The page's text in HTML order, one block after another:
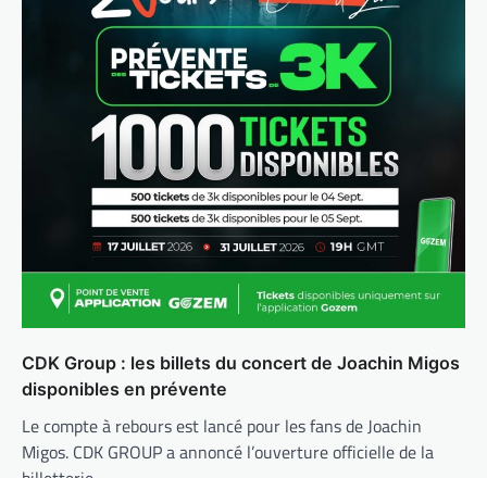
CDK Group : les billets du concert de Joachin Migos
disponibles en prévente
Le compte à rebours est lancé pour les fans de Joachin
Migos. CDK GROUP a annoncé l’ouverture officielle de la